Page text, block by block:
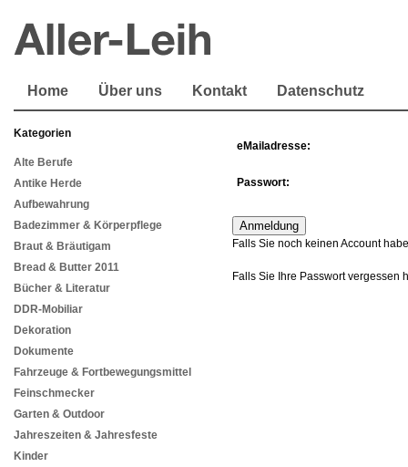
Home Über uns Kontakt Datenschutz
Kategorien
Alte Berufe
Antike Herde
Aufbewahrung
Badezimmer & Körperpflege
Braut & Bräutigam
Bread & Butter 2011
Bücher & Literatur
DDR-Mobiliar
Dekoration
Dokumente
Fahrzeuge & Fortbewegungsmittel
Feinschmecker
Garten & Outdoor
Jahreszeiten & Jahresfeste
Kinder
eMailadresse:
Passwort:
Falls Sie noch keinen Account
Falls Sie Ihre Passwort vergessen